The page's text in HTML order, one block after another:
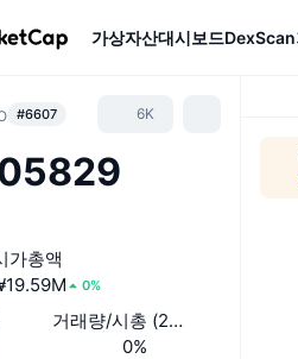
가상자산대시보드DexScan
#6607 6K
가총액
0%
거래량/시총 (24시간)
0%